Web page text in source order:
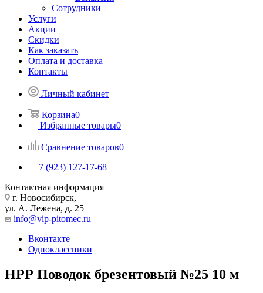
Сотрудники
Услуги
Акции
Скидки
Как заказать
Оплата и доставка
Контакты
Личный кабинет
Корзина0
Избранные товары0
Сравнение товаров0
+7 (923) 127-17-68
Контактная информация
г. Новосибирск,
ул. А. Лежена, д. 25
info@vip-pitomec.ru
Вконтакте
Одноклассники
НРР Поводок брезентовый №25 10 м